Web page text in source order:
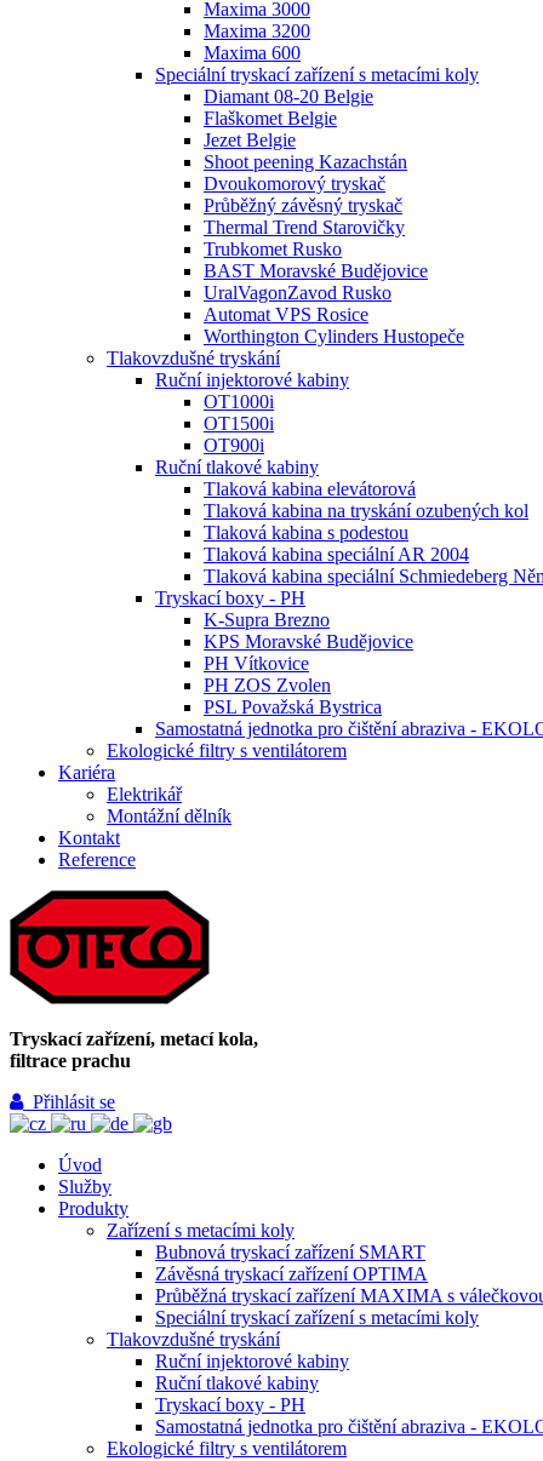
Maxima 3000
Maxima 3200
Maxima 600
Speciální tryskací zařízení s metacími koly
Diamant 08-20 Belgie
Flaškomet Belgie
Jezet Belgie
Shoot peening Kazachstán
Dvoukomorový tryskač
Průběžný závěsný tryskač
Thermal Trend Starovičky
Trubkomet Rusko
BAST Moravské Budějovice
UralVagonZavod Rusko
Automat VPS Rosice
Worthington Cylinders Hustopeče
Tlakovzdušné tryskání
Ruční injektorové kabiny
OT1000i
OT1500i
OT900i
Ruční tlakové kabiny
Tlaková kabina elevátorová
Tlaková kabina na tryskání ozubených kol
Tlaková kabina s podestou
Tlaková kabina speciální AR 2004
Tlaková kabina speciální Schmiedeberg
Tryskací boxy - PH
K-Supra Brezno
KPS Moravské Budějovice
PH Vítkovice
PH ZOS Zvolen
PSL Považská Bystrica
Samostatná jednotka pro čištění abraziva -
Ekologické filtry s ventilátorem
Kariéra
Elektrikář
Montážní dělník
Kontakt
Reference
Tryskací zařízení, metací kola,
filtrace prachu
Přihlásit se
Úvod
Služby
Produkty
Zařízení s metacími koly
Bubnová tryskací zařízení SMART
Závěsná tryskací zařízení OPTIMA
Průběžná tryskací zařízení MAXIMA s
Speciální tryskací zařízení s metacími koly
Tlakovzdušné tryskání
Ruční injektorové kabiny
Ruční tlakové kabiny
Tryskací boxy - PH
Samostatná jednotka pro čištění abraziva -
Ekologické filtry s ventilátorem